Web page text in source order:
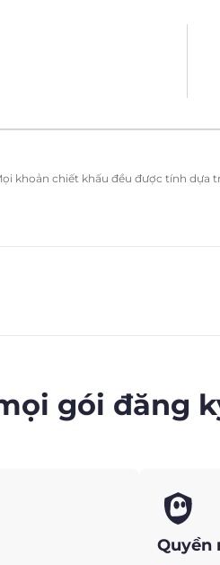
khoản chiết khấu đều được tính dựa
gói đăng
Quyền